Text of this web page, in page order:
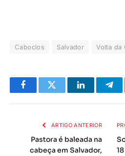
Caboclos Salvador Volta da
FacebookTwitter LinkedIn
ARTIGO ANTERIOR
Pastora é baleada na
cabeça em Salvador,